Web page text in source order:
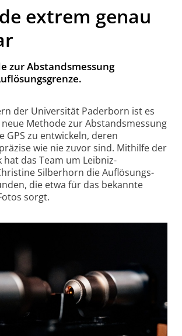
extrem genau
zur Abstandsmessung
der Universität Paderborn ist es
Methode zur Abstands­messung
GPS zu entwickeln, deren
wie nie zuvor sind. Mithilfe der
hat das Team um Leibniz-
Silberhorn die Auflösungs­
die etwa für das bekannte
sorgt.